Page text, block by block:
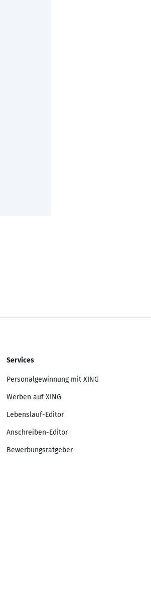
Services
Personalgewinnung mit XING
Werben auf XING
Lebenslauf-Editor
Anschreiben-Editor
Bewerbungsratgeber